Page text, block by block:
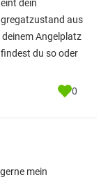
dein
aus
Angelplatz
du so oder
0
mein